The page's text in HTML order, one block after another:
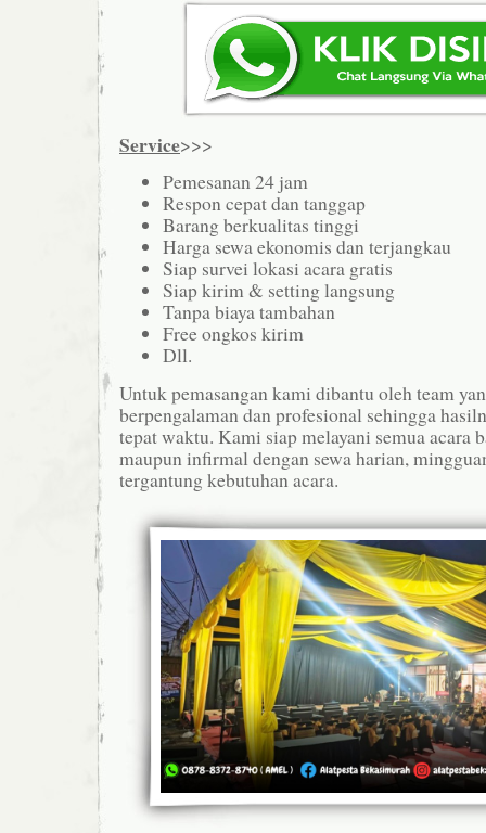
Service>>>
Pemesanan 24 jam
Respon cepat dan tanggap
Barang berkualitas tinggi
Harga sewa ekonomis dan terjangkau
Siap survei lokasi acara gratis
Siap kirim & setting langsung
Tanpa biaya tambahan
Free ongkos kirim
Dll.
Untuk pemasangan kami dibantu oleh team
berpengalaman dan profesional sehingga
tepat waktu. Kami siap melayani semua acara
maupun infirmal dengan sewa harian,
tergantung kebutuhan acara.